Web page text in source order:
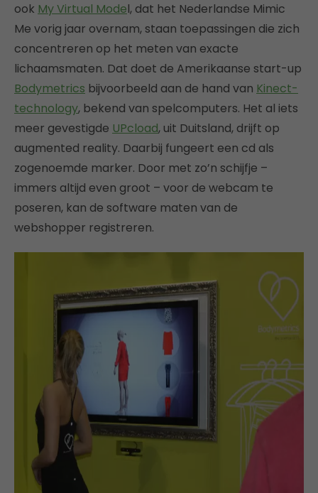
ook My Virtual Model, dat het Nederlandse Mimic
Me vorig jaar overnam, staan toepassingen die zich
concentreren op het meten van exacte
lichaamsmaten. Dat doet de Amerikaanse start-up
Bodymetrics bijvoorbeeld aan de hand van Kinect-
technology, bekend van spelcomputers. Het al iets
meer gevestigde UPcload, uit Duitsland, drijft op
augmented reality. Daarbij fungeert een cd als
zogenoemde marker. Door met zo’n schijfje –
immers altijd even groot – voor de webcam te
poseren, kan de software maten van de
webshopper registreren.